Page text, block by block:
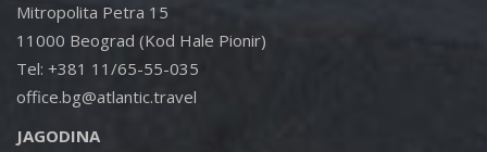
Mitropolita Petra 15
11000 Beograd (Kod Hale Pionir)
Tel: +381 11/65-55-035
office.bg@atlantic.travel
JAGODINA